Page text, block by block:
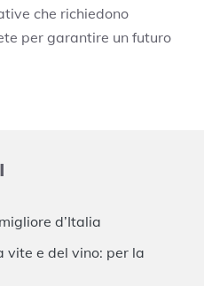
che richiedono
per garantire un futuro
d’Italia
vite e del vino: per la